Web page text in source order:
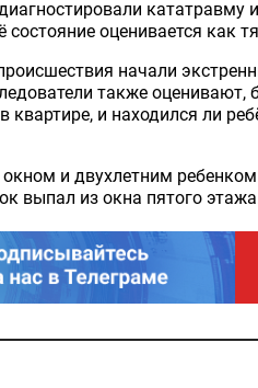
кататравму
оценивается как
начали
также
квартире, и находился ли
и двухлетним ребенком
выпал из окна пятого